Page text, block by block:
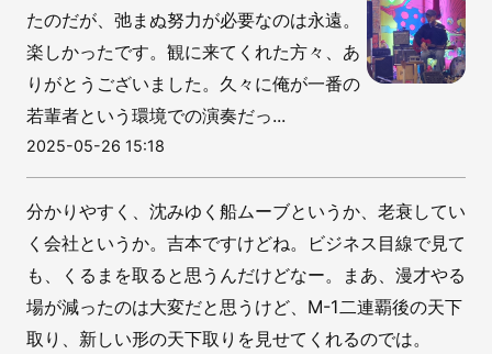
たのだが、弛まぬ努力が必要なのは永遠。
楽しかったです。観に来てくれた方々、あ
りがとうございました。久々に俺が一番の
若輩者という環境での演奏だっ...
2025-05-26 15:18
分かりやすく、沈みゆく船ムーブというか、老衰してい
く会社というか。吉本ですけどね。ビジネス目線で見て
も、くるまを取ると思うんだけどなー。まあ、漫才やる
場が減ったのは大変だと思うけど、M-1二連覇後の天下
取り、新しい形の天下取りを見せてくれるのでは。